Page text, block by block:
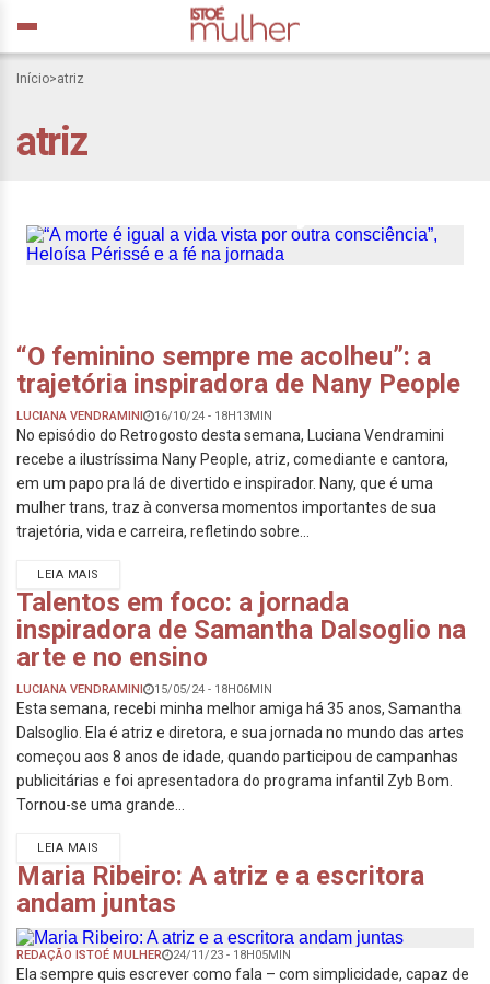
Início>atriz
atrizvista por outra
“O feminino sempre me acolheu”: a
trajetória inspiradora de Nany People
LUCIANA VENDRAMINI 16/10/24 - 18H13MIN
No episódio do Retrogosto desta semana, Luciana Vendramini
recebe a ilustríssima Nany People, atriz, comediante e cantora,
em um papo pra lá de divertido e inspirador. Nany, que é uma
mulher trans, traz à conversa momentos importantes de sua
trajetória, vida e carreira, refletindo sobre...
LEIA MAIS
Talentos em foco: a jornada
inspiradora de Samantha Dalsoglio na
arte e no ensino
LUCIANA VENDRAMINI 15/05/24 - 18H06MIN
Esta semana, recebi minha melhor amiga há 35 anos, Samantha
Dalsoglio. Ela é atriz e diretora, e sua jornada no mundo das artes
começou aos 8 anos de idade, quando participou de campanhas
publicitárias e foi apresentadora do programa infantil Zyb Bom.
Tornou-se uma grande...
LEIA MAIS
Maria Ribeiro: A atriz e a escritora
andam juntas
REDAÇÃO ISTOÉ MULHER 24/11/23 - 18H05MIN
Ela sempre quis escrever como fala – com simplicidade, capaz de